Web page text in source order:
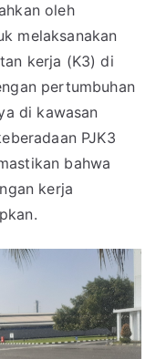
oleh
melaksanakan
kerja (K3) di
pertumbuhan
di kawasan
PJK3
bahwa
kerja